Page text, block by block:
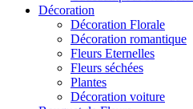
Décoration
Décoration Florale
Décoration romantique
Fleurs Eternelles
Fleurs séchées
Plantes
Décoration voiture